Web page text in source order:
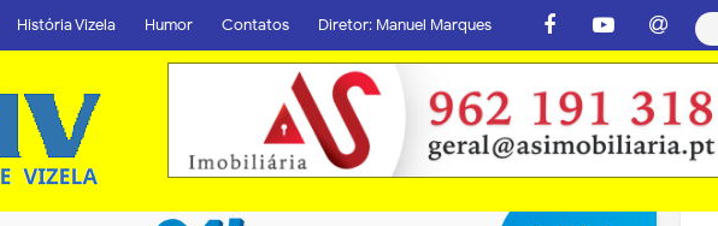
História Vizela Humor Contatos Diretor: Manuel Marques